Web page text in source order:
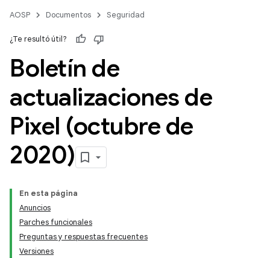
AOSP Documentos Seguridad
¿Te resultó útil?
Boletín de
actualizaciones de
Pixel (octubre de
2020)
En esta página
Anuncios
Parches funcionales
Preguntas y respuestas frecuentes
Versiones